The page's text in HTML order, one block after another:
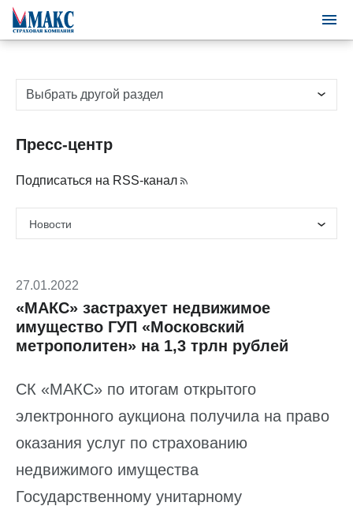
Пресс-центр
Подписаться на RSS-канал
27.01.2022
«МАКС» застрахует недвижимое
имущество ГУП «Московский
метрополитен» на 1,3 трлн рублей
СК «МАКС» по итогам открытого
электронного аукциона получила на право
оказания услуг по страхованию
недвижимого имущества
Государственному унитарному
Выбрать другой раздел